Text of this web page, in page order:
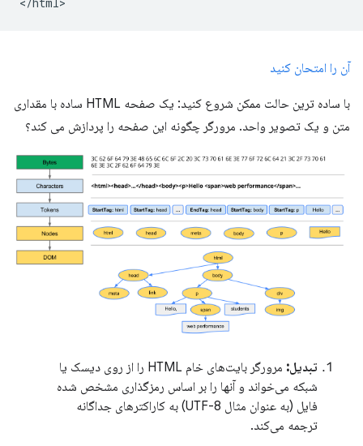
آن را امتحان کنید
با ساده ترین حالت ممکن شروع کنید: یک صفحه HTML ساده با مقداری
متن و یک تصویر واحد. مرورگر چگونه این صفحه را پردازش می کند؟
تبدیل:
مرورگر بایت‌های خام HTML را از روی دیسک یا
شبکه می‌خواند و آنها را بر اساس رمزگذاری مشخص شده
فایل (به عنوان مثال UTF-8) به کاراکترهای جداگانه
ترجمه می‌کند.